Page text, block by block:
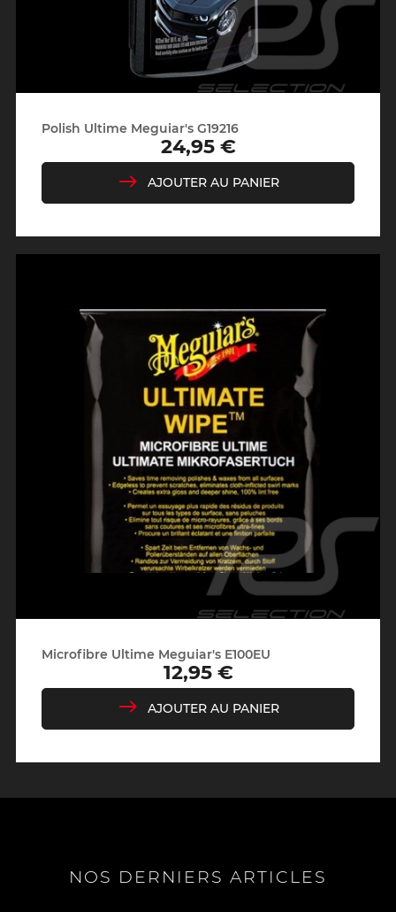
Polish Ultime Meguiar's G19216
Prix
24,95 €
AJOUTER AU PANIER
Microfibre Ultime Meguiar's E100EU
Prix
12,95 €
AJOUTER AU PANIER
NOS DERNIERS ARTICLES